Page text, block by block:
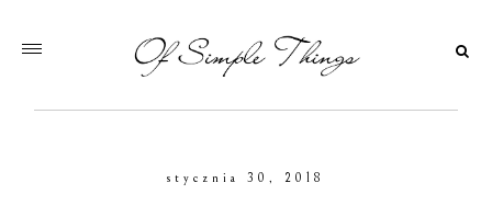
stycznia 30, 2018